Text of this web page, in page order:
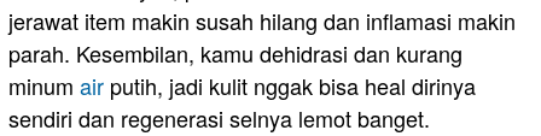
jerawat item makin susah hilang dan inflamasi makin
parah. Kesembilan, kamu dehidrasi dan kurang
minum air putih, jadi kulit nggak bisa heal dirinya
sendiri dan regenerasi selnya lemot banget.